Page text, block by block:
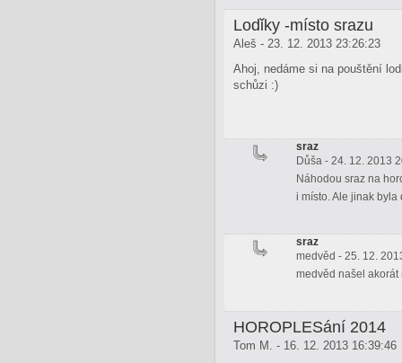
Lodǐky -místo srazu
Aleš - 23. 12. 2013 23:26:23
Ahoj, nedáme si na pouštění
schůzi :)
sraz
Důša - 24. 12. 2013
Náhodou sraz na
i místo. Ale jinak
sraz
medvěd - 25. 12.
medvěd našel
HOROPLESání 2014
Tom M. - 16. 12. 2013 16:39:46